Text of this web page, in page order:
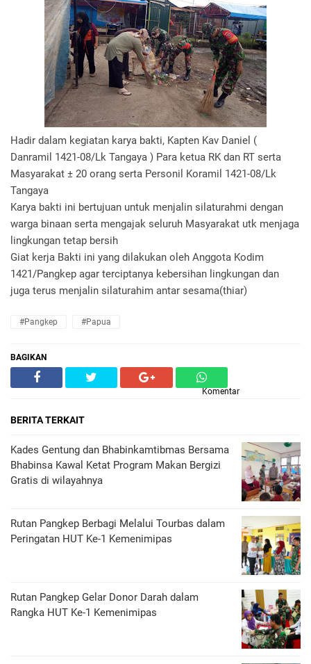
Hadir dalam kegiatan karya bakti, Kapten Kav Daniel (
Danramil 1421-08/Lk Tangaya ) Para ketua RK dan RT serta
Masyarakat ± 20 orang serta Personil Koramil 1421-08/Lk
Tangaya
Karya bakti ini bertujuan untuk menjalin silaturahmi dengan
warga binaan serta mengajak seluruh Masyarakat utk menjaga
lingkungan tetap bersih
Giat kerja Bakti ini yang dilakukan oleh Anggota Kodim
1421/Pangkep agar terciptanya kebersihan lingkungan dan
juga terus menjalin silaturahim antar sesama(thiar)
#Pangkep #Papua
BAGIKAN
Komentar
BERITA TERKAIT
Kades Gentung dan Bhabinkamtibmas Bersama
Bhabinsa Kawal Ketat Program Makan Bergizi
Gratis di wilayahnya
Rutan Pangkep Berbagi Melalui Tourbas dalam
Peringatan HUT Ke-1 Kemenimipas
Rutan Pangkep Gelar Donor Darah dalam
Rangka HUT Ke-1 Kemenimipas